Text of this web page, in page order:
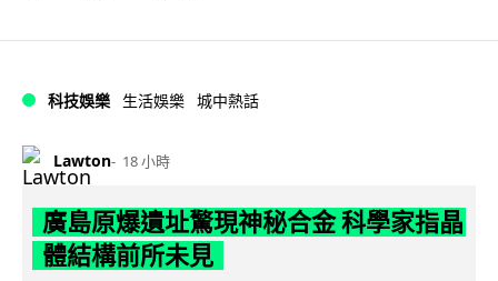
科技娛樂 生活娛樂 城中熱話
Lawton 18 小時
廣島原爆遺址驚現神秘合金 科學家指晶
體結構前所未見